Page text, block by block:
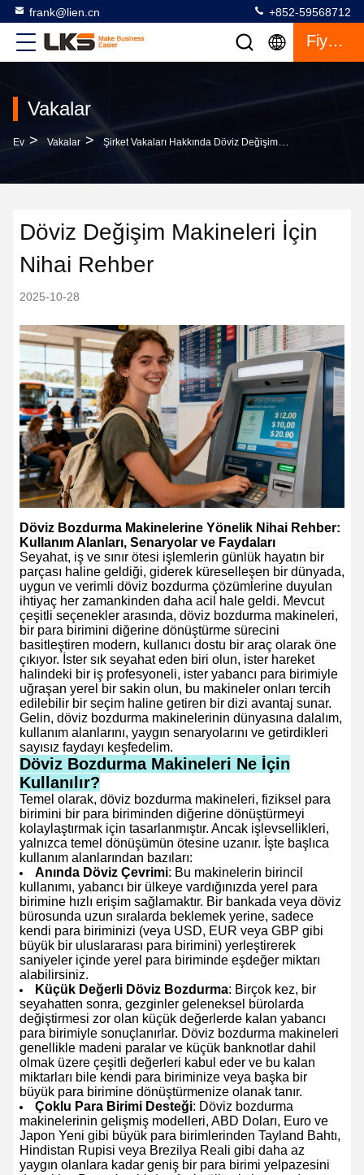
frank@lien.cn +852-59568712
Fiyat Teklifi
Vakalar
Ev > Vakalar > Şirket Vakaları Hakkında Döviz Değişim Makineleri İçin Nihai Rehber
Döviz Değişim Makineleri İçin
Nihai Rehber
2025-10-28
Döviz Bozdurma Makinelerine Yönelik Nihai Rehber:
Kullanım Alanları, Senaryolar ve Faydaları
Seyahat, iş ve sınır ötesi işlemlerin günlük hayatın bir
parçası haline geldiği, giderek küreselleşen bir dünyada,
uygun ve verimli döviz bozdurma çözümlerine duyulan
ihtiyaç her zamankinden daha acil hale geldi. Mevcut
çeşitli seçenekler arasında, döviz bozdurma makineleri,
bir para birimini diğerine dönüştürme sürecini
basitleştiren modern, kullanıcı dostu bir araç olarak öne
çıkıyor. İster sık seyahat eden biri olun, ister hareket
halindeki bir iş profesyoneli, ister yabancı para birimiyle
uğraşan yerel bir sakin olun, bu makineler onları tercih
edilebilir bir seçim haline getiren bir dizi avantaj sunar.
Gelin, döviz bozdurma makinelerinin dünyasına dalalım,
kullanım alanlarını, yaygın senaryolarını ve getirdikleri
sayısız faydayı keşfedelim.
Döviz Bozdurma Makineleri Ne İçin
Kullanılır?
Temel olarak, döviz bozdurma makineleri, fiziksel para
birimini bir para biriminden diğerine dönüştürmeyi
kolaylaştırmak için tasarlanmıştır. Ancak işlevsellikleri,
yalnızca temel dönüşümün ötesine uzanır. İşte başlıca
kullanım alanlarından bazıları:
Anında Döviz Çevrimi: Bu makinelerin birincil
kullanımı, yabancı bir ülkeye vardığınızda yerel para
birimine hızlı erişim sağlamaktır. Bir bankada veya döviz
bürosunda uzun sıralarda beklemek yerine, sadece
kendi para biriminizi (veya USD, EUR veya GBP gibi
büyük bir uluslararası para birimini) yerleştirerek
saniyeler içinde yerel para biriminde eşdeğer miktarı
alabilirsiniz.
Küçük Değerli Döviz Bozdurma: Birçok kez, bir
seyahatten sonra, gezginler geleneksel bürolarda
değiştirmesi zor olan küçük değerlerde kalan yabancı
para birimiyle sonuçlanırlar. Döviz bozdurma makineleri
genellikle madeni paralar ve küçük banknotlar dahil
olmak üzere çeşitli değerleri kabul eder ve bu kalan
miktarları bile kendi para biriminize veya başka bir
büyük para birimine dönüştürmenize olanak tanır.
Çoklu Para Birimi Desteği: Döviz bozdurma
makinelerinin gelişmiş modelleri, ABD Doları, Euro ve
Japon Yeni gibi büyük para birimlerinden Tayland Bahtı,
Hindistan Rupisi veya Brezilya Reali gibi daha az
yaygın olanlara kadar geniş bir para birimi yelpazesini